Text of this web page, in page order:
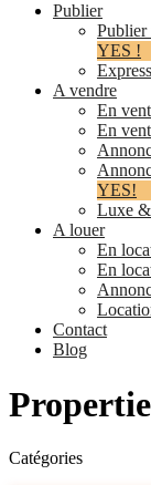
Publier
Publier
YES !
A vendre
En
En
YES!
Luxe &
A louer
En
En
Contact
Blog
Catégories